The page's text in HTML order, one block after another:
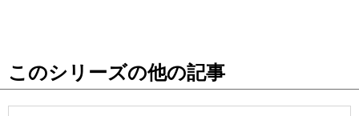
お知らせ
このシリーズの他の記事